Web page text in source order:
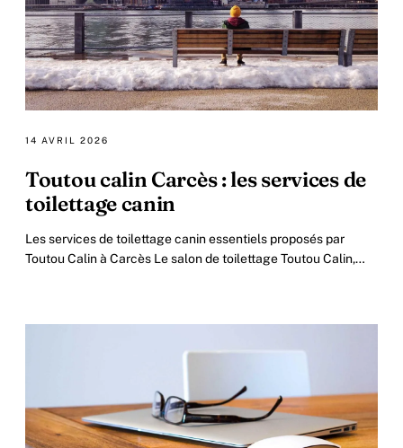
14 AVRIL 2026
Toutou calin Carcès : les services de
toilettage canin
Les services de toilettage canin essentiels proposés par
Toutou Calin à Carcès Le salon de toilettage Toutou Calin,